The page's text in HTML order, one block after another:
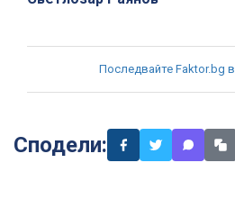
Последвайте Faktor.bg в
Сподели: